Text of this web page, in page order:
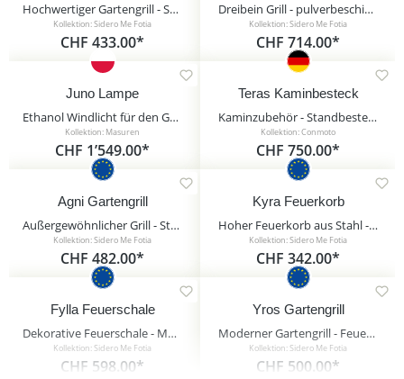
Hochwertiger Gartengrill - Stahl - auf Feuerschale mit Tragegriffen - Fogata Gartengrill / Edelstahl Grillrost / 60cm
Kollektion: Sidero Me Fotia
CHF 433.00*
Dreibein Grill - pulverbeschichtet - mit Grillrost und Stahl Feuerschale - Sanor Gartengrill / 70cm / ohne Kurbel
Kollektion: Sidero Me Fotia
CHF 714.00*
Juno Lampe
Ethanol Windlicht für den Garten mit weißem Baumwollseil - Masuria - Juno Lampe
Kollektion: Masuren
CHF 1’549.00*
Teras Kaminbesteck
Kaminzubehör - Standbesteck mit Glas - anthrazit - Teras Kaminbesteck
Kollektion: Conmoto
CHF 750.00*
Agni Gartengrill
Außergewöhnlicher Grill - Stahl Feuerschale auf dekorativem Standfuß - Agni Gartengrill / Edelstahl Grillrost / 60cm
Kollektion: Sidero Me Fotia
CHF 482.00*
Kyra Feuerkorb
Hoher Feuerkorb aus Stahl - Feuerstelle für draußen - Kyra Feuerkorb / ohne Bodenschale
Kollektion: Sidero Me Fotia
CHF 342.00*
Fylla Feuerschale
Dekorative Feuerschale - Motiv Blätter - als Feuerstelle für draußen - Fylla Feuerschale
Kollektion: Sidero Me Fotia
CHF 598.00*
Yros Gartengrill
Moderner Gartengrill - Feuerschale mit Ring als Tragegriff - Stahl - Yros Gartengrill / Edelstahl Grillrost / 60cm
Kollektion: Sidero Me Fotia
CHF 500.00*